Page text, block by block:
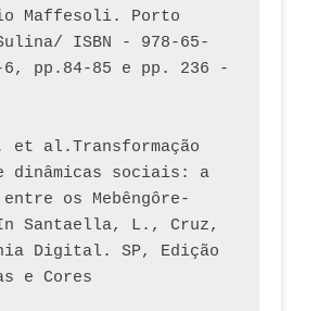
Maffesoli. Porto
ISBN - 978-65-
6, pp.84-85 e pp. 236 -
et al.Transformação
sociais: a
os Mebêngôre-
Santaella, L., Cruz,
Digital. SP, Edição
e Cores